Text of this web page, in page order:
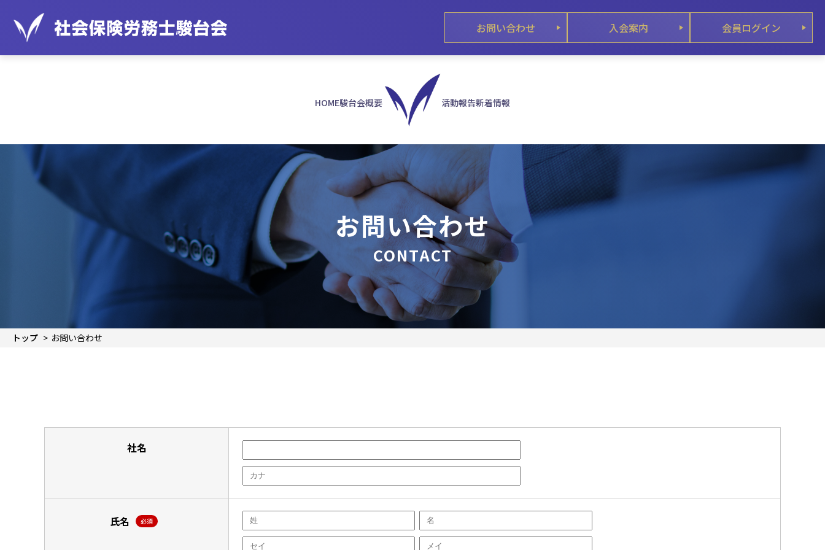
お問い合わせ 入会案内 会員ログイン
HOME駿台会概要 活動報告新着情報
お問い合わせ
CONTACT
トップ お問い合わせ
社名
氏名 必須